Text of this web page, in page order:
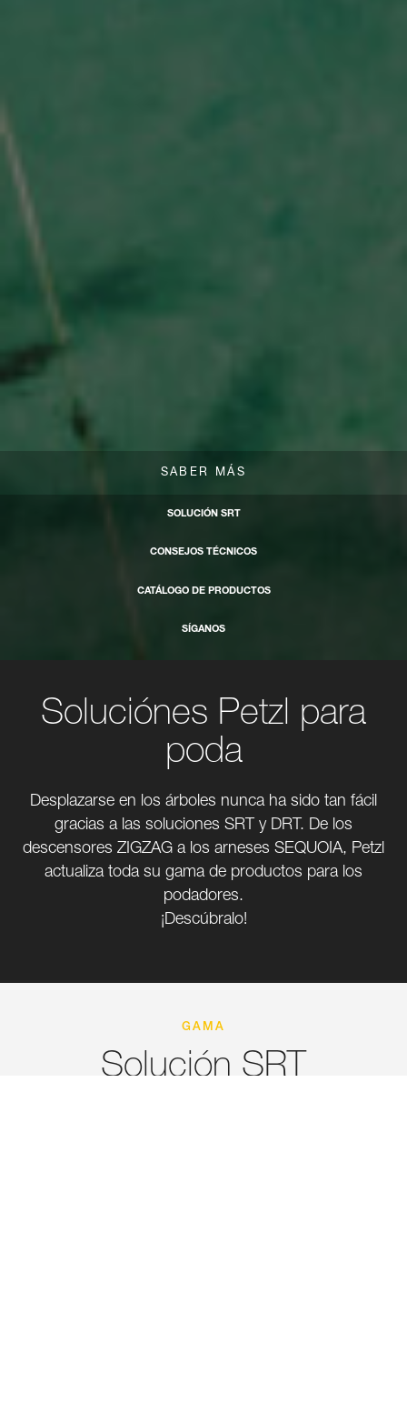
SABER MÁS
SOLUCIÓN SRT
CONSEJOS TÉCNICOS
CATÁLOGO DE PRODUCTOS
SÍGANOS
Soluciónes Petzl para
poda
Desplazarse en los árboles nunca ha sido tan fácil
gracias a las soluciones SRT y DRT. De los
descensores ZIGZAG a los arneses SEQUOIA, Petzl
actualiza toda su gama de productos para los
podadores.
¡Descúbralo!
GAMA
Solución SRT